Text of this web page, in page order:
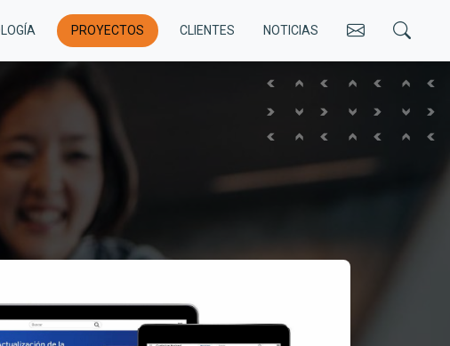
PROYECTOS CLIENTES NOTICIAS
lupa